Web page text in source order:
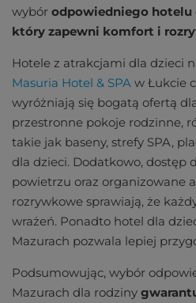
wybór odpowiedniego hotelu
który zapewni komfort i
Hotele z atrakcjami dla dzieci
Masuria Hotel & SPA w Łukcie
wyróżniają się bogatą ofertą
przestronne pokoje rodzinne,
takie jak baseny, strefy SPA,
dla dzieci. Dodatkowo, dostęp
powietrzu oraz organizowane
rozrywkowe sprawiają, że
wrażeń​. Ponadto hotel dla
Mazurach pozwala lepiej
Podsumowując, wybór
Mazurach dla rodziny